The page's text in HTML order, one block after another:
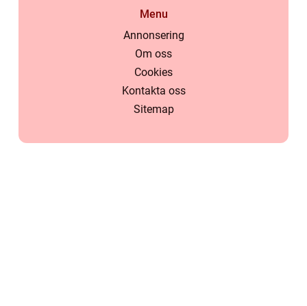
Menu
Annonsering
Om oss
Cookies
Kontakta oss
Sitemap